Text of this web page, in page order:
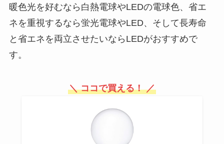
暖色光を好むなら白熱電球やLEDの電球色、省エ
ネを重視するなら蛍光電球やLED、そして長寿命
と省エネを両立させたいならLEDがおすすめで
す。
＼ ココで買える！ ／